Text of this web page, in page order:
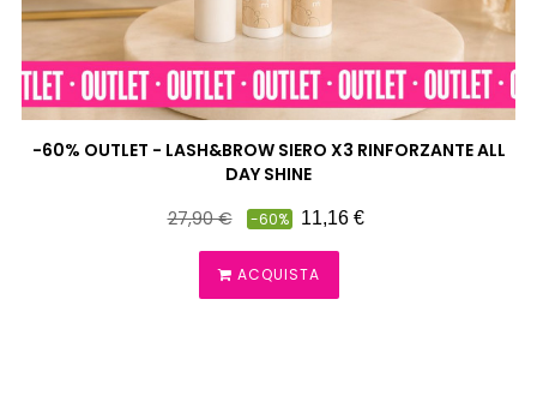
-60% OUTLET - LASH&BROW SIERO X3 RINFORZANTE ALL
DAY SHINE
Prezzo
27,90 € -60% Prezzo
11,16 €
ACQUISTA
›